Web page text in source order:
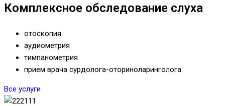
Комплексное обследование слуха
отоскопия
аудиометрия
тимпанометрия
прием врача сурдолога-оториноларинголога
Все услуги